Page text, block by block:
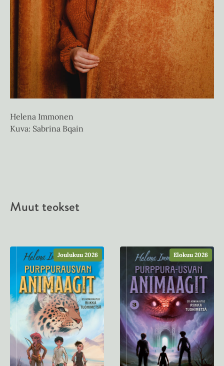
Helena Immonen
Kuva: Sabrina Bqain
Muut teokset
Joulukuu 2026 Elokuu 2026